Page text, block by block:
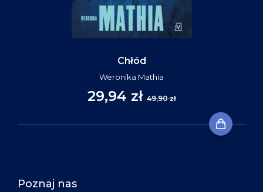
Chłód
Weronika Mathia
29,94 zł 49,90 zł
Poznaj nas